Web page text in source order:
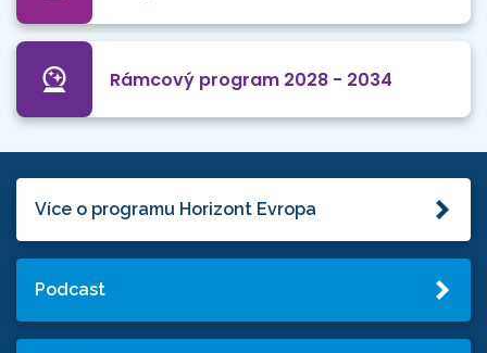
Rámcový program 2028 - 2034
Více o programu Horizont Evropa
Podcast